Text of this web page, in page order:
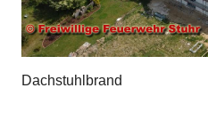
Dachstuhlbrand